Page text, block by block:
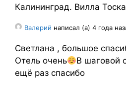
Калининград. Вилла
Валерий написал (а) 4 года
Светлана , большое
Отель очень
В шаговой
ещё раз спасибо